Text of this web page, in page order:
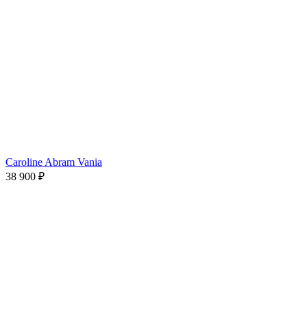
Caroline Abram Vania
38 900 ₽